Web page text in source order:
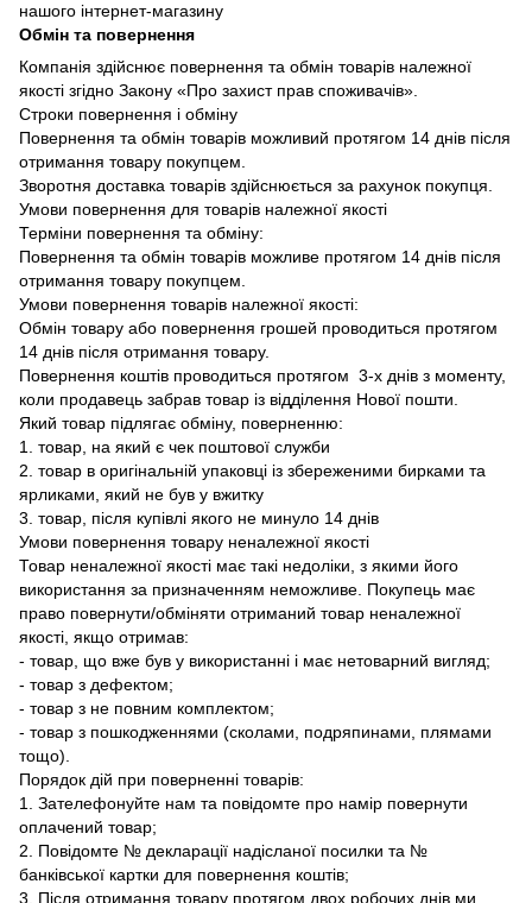
нашого інтернет-магазину
Обмін та повернення
Компанія здійснює повернення та обмін товарів належної
якості згідно Закону «Про захист прав споживачів».
Строки повернення і обміну
Повернення та обмін товарів можливий протягом 14 днів після
отримання товару покупцем.
Зворотня доставка товарів здійснюється за рахунок покупця.
Умови повернення для товарів належної якості
Терміни повернення та обміну:
Повернення та обмін товарів можливе протягом 14 днів після
отримання товару покупцем.
Умови повернення товарів належної якості:
Обмін товару або повернення грошей проводиться протягом
14 днів після отримання товару.
Повернення коштів проводиться протягом 3-х днів з моменту,
коли продавець забрав товар із відділення Нової пошти.
Який товар підлягає обміну, поверненню:
1. товар, на який є чек поштової служби
2. товар в оригінальній упаковці із збереженими бирками та
ярликами, який не був у вжитку
3. товар, після купівлі якого не минуло 14 днів
Умови повернення товару неналежної якості
Товар неналежної якості має такі недоліки, з якими його
використання за призначенням неможливе. Покупець має
право повернути/обміняти отриманий товар неналежної
якості, якщо отримав:
- товар, що вже був у використанні і має нетоварний вигляд;
- товар з дефектом;
- товар з не повним комплектом;
- товар з пошкодженнями (сколами, подряпинами, плямами
тощо).
Порядок дій при поверненні товарів:
1. Зателефонуйте нам та повідомте про намір повернути
оплачений товар;
2. Повідомте № декларації надісланої посилки та №
банківської картки для повернення коштів;
3. Після отримання товару протягом двох робочих днів ми